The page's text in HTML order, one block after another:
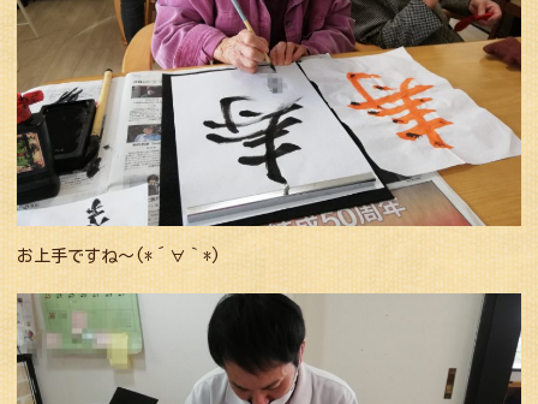
お上手ですね〜(*´∀｀*)